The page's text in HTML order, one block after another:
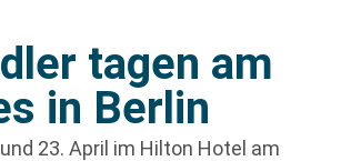
tagen am
in Berlin
23. April im Hilton Hotel am